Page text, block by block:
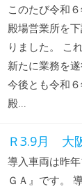
このたび令和
殿場営業所を
りました。 こ
新たに業務を
今後とも令和
殿...
Ｒ3.9月 大
導入車両は昨
ＧＡ』です。